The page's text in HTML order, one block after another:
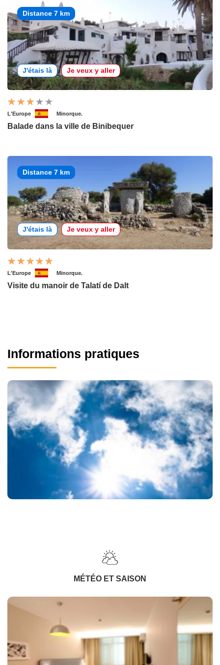
Distance 7 km
J'étais là Je veux y aller
L'Europe Minorque.
Balade dans la ville de Binibequer
Distance 7 km
J'étais là Je veux y aller
L'Europe Minorque.
Visite du manoir de Talatí de Dalt
Informations pratiques
MÉTÉO ET SAISON